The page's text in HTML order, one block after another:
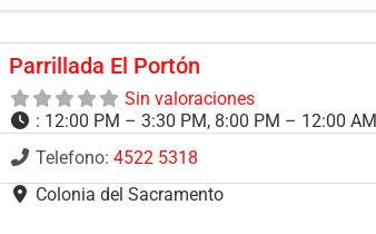
Parrillada El Portón
Sin valoraciones
: 12:00 PM – 3:30 PM, 8:00 PM – 12:00 AM
Telefono:4522 5318
Colonia del Sacramento